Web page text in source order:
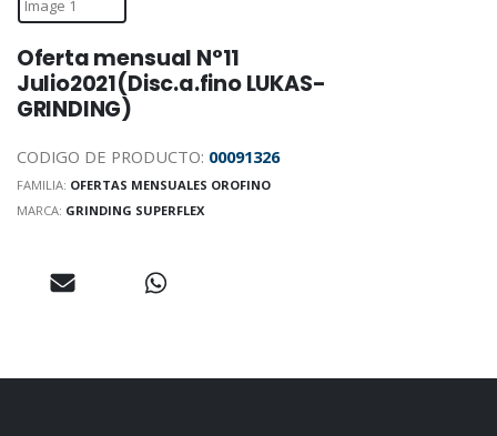
Oferta mensual N°11
Julio2021(Disc.a.fino LUKAS-
GRINDING)
CODIGO DE PRODUCTO: 00091326
FAMILIA: OFERTAS MENSUALES OROFINO
MARCA: GRINDING SUPERFLEX